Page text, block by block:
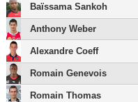
Baïssama Sankoh
Anthony Weber
Alexandre Coeff
Romain Genevois
Romain Thomas